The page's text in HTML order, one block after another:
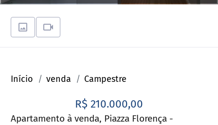
Início venda Campestre
R$ 210.000,00
Apartamento à venda, Piazza Florença -